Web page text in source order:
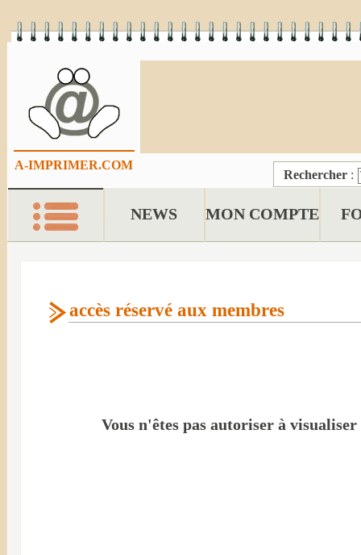
A-IMPRIMER.COM
Rechercher :
NEWS MON COMPTE
accès réservé aux membres
Vous n'êtes pas autoriser à